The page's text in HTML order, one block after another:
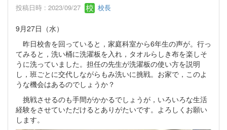
投稿日時 : 2023/09/27 校長
9月27日（水）
昨日校舎を回っていると，家庭科室から6年生の声が。行っ
てみると，洗い桶に洗濯板を入れ，タオルらしき布を楽しそ
うに洗っていました。担任の先生が洗濯板の使い方を説明
し，班ごとに交代しながらもみ洗いに挑戦。お家で，このよ
うな機会はあるのでしょうか？
挑戦させるのも手間がかかるでしょうが，いろいろな生活
経験をさせていただけるとありがたいです。よろしくお願い
します。